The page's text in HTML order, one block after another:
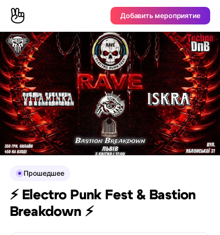
Добавить мероприятие
Прошедшее
⚡ Electro Punk Fest & Bastion
Breakdown ⚡